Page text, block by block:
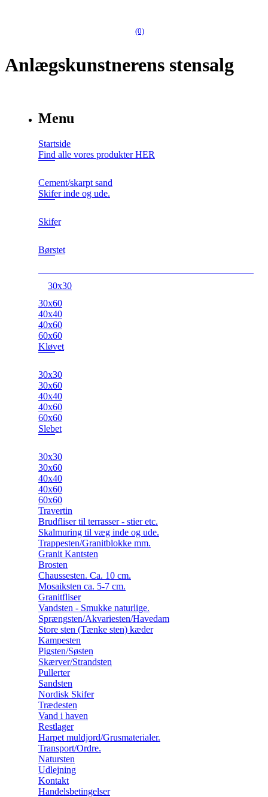
(0)
Anlægskunstnerens stensalg
Menu
Startside
Find alle vores produkter HER
Cement/skarpt sand
Skifer inde og ude.
Skifer
Børstet
30x30
30x60
40x40
40x60
60x60
Kløvet
30x30
30x60
40x40
40x60
60x60
Slebet
30x30
30x60
40x40
40x60
60x60
Travertin
Brudfliser til terrasser - stier etc.
Skalmuring til væg inde og ude.
Trappesten/Granitblokke mm.
Granit Kantsten
Brosten
Chaussesten. Ca. 10 cm.
Mosaiksten ca. 5-7 cm.
Granitfliser
Vandsten - Smukke naturlige.
Sprængsten/Akvariesten/Havedam
Store sten (Tænke sten) kæder
Kampesten
Pigsten/Søsten
Skærver/Strandsten
Pullerter
Sandsten
Nordisk Skifer
Trædesten
Vand i haven
Restlager
Harpet muldjord/Grusmaterialer.
Transport/Ordre.
Natursten
Udlejning
Kontakt
Handelsbetingelser